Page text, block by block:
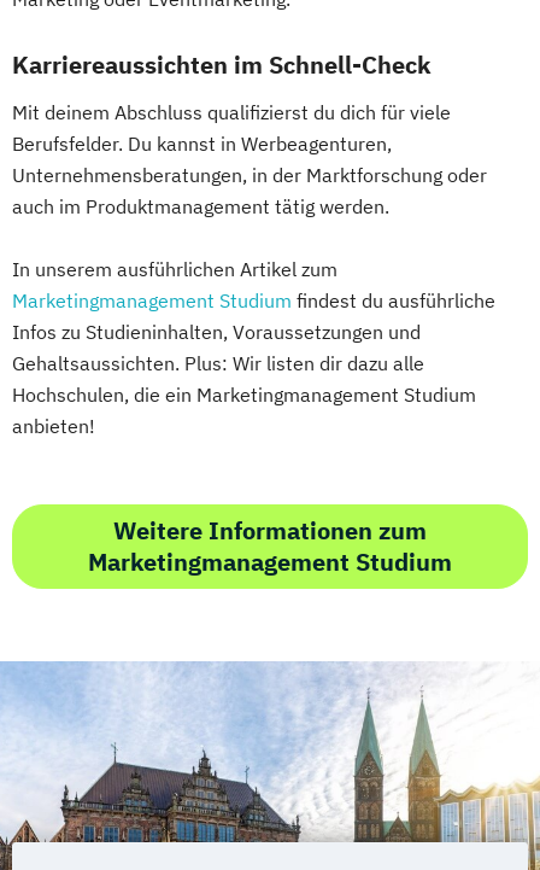
Karriereaussichten im Schnell-Check
Mit deinem Abschluss qualifizierst du dich für viele
Berufsfelder. Du kannst in Werbeagenturen,
Unternehmensberatungen, in der Marktforschung oder
auch im Produktmanagement tätig werden.
In unserem ausführlichen Artikel zum
Marketingmanagement Studium findest du ausführliche
Infos zu Studieninhalten, Voraussetzungen und
Gehaltsaussichten. Plus: Wir listen dir dazu alle
Hochschulen, die ein Marketingmanagement Studium
anbieten!
Weitere Informationen zum
Marketingmanagement Studium